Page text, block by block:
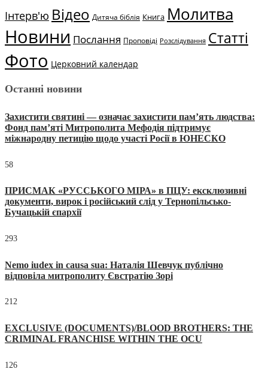
Інтерв'ю Відео Дитяча біблія Книга Молитва
Новини Послання Проповіді Розслідування Статті
Фото Церковний календар
Останні новини
Захистити святині — означає захистити пам’ять людства:
Фонд пам’яті Митрополита Мефодія підтримує
міжнародну петицію щодо участі Росії в ЮНЕСКО
58
ПРИСМАК «РУССЬКОГО МІРА» в ПЦУ: ексклюзивні
документи, вирок і російський слід у Тернопільсько-
Бучацькій єпархії
293
Nemo iudex in causa sua: Наталія Шевчук публічно
відповіла митрополиту Євстратію Зорі
212
EXCLUSIVE (DOCUMENTS)/BLOOD BROTHERS: THE
CRIMINAL FRANCHISE WITHIN THE OCU
126